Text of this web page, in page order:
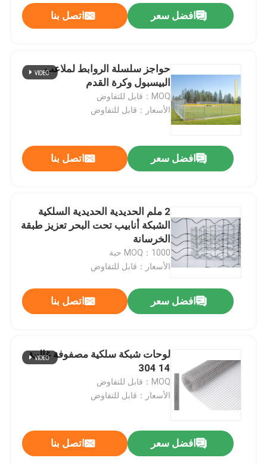
المنزل
حولنا
افضل سعر اتصل بنا
حواجز سلسلة الروابط لملاعب
البيسبول وكرة القدم
MOQ：قابل للتفاوض
الأسعار：قابل للتفاوض
افضل سعر اتصل بنا
2 ملم الحديدية الحديدية السلكية
الشبكة أنابيب تحت البحر تعزيز طبقة
الخرسانة
MOQ：1000 حبة
الأسعار：قابل للتفاوض
افضل سعر اتصل بنا
لوحات شبكة سلكية مصفوفة غالبية
14 304
MOQ：قابل للتفاوض
الأسعار：قابل للتفاوض
افضل سعر اتصل بنا
حزام ناقل معدني من الفولاذ الخفيف مقوى بحزام ناقل بسلسلة SS